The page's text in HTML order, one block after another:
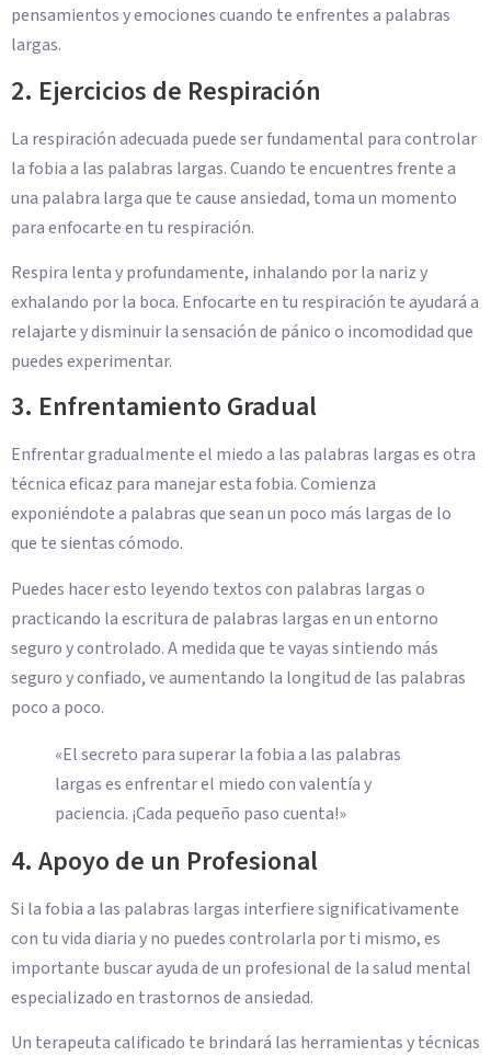
pensamientos y emociones cuando te enfrentes a palabras
largas.
2. Ejercicios de Respiración
La respiración adecuada puede ser fundamental para controlar
la fobia a las palabras largas. Cuando te encuentres frente a
una palabra larga que te cause ansiedad, toma un momento
para enfocarte en tu respiración.
Respira lenta y profundamente, inhalando por la nariz y
exhalando por la boca. Enfocarte en tu respiración te ayudará a
relajarte y disminuir la sensación de pánico o incomodidad que
puedes experimentar.
3. Enfrentamiento Gradual
Enfrentar gradualmente el miedo a las palabras largas es otra
técnica eficaz para manejar esta fobia. Comienza
exponiéndote a palabras que sean un poco más largas de lo
que te sientas cómodo.
Puedes hacer esto leyendo textos con palabras largas o
practicando la escritura de palabras largas en un entorno
seguro y controlado. A medida que te vayas sintiendo más
seguro y confiado, ve aumentando la longitud de las palabras
poco a poco.
«El secreto para superar la fobia a las palabras
largas es enfrentar el miedo con valentía y
paciencia. ¡Cada pequeño paso cuenta!»
4. Apoyo de un Profesional
Si la fobia a las palabras largas interfiere significativamente
con tu vida diaria y no puedes controlarla por ti mismo, es
importante buscar ayuda de un profesional de la salud mental
especializado en trastornos de ansiedad.
Un terapeuta calificado te brindará las herramientas y técnicas